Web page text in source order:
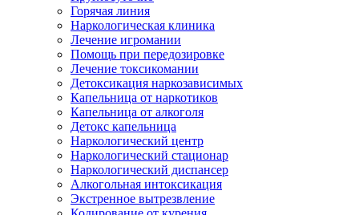
Горячая линия
Наркологическая клиника
Лечение игромании
Помощь при передозировке
Лечение токсикомании
Детоксикация наркозависимых
Капельница от наркотиков
Капельница от алкоголя
Детокс капельница
Наркологический центр
Наркологический стационар
Наркологический диспансер
Алкогольная интоксикация
Экстренное вытрезвление